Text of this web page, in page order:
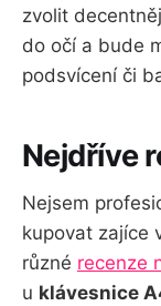
zvolit
do očí a bude
podsvícení či
Nejdříve
Nejsem
kupovat zajíce
různé recenze
u klávesnice